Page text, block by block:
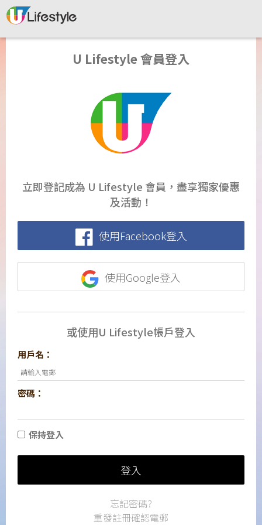
U Lifestyle 會員登入
立即登記成為 U Lifestyle 會員，盡享獨家優惠
及活動！
使用Facebook登入
使用Google登入
或使用U Lifestyle帳戶登入
用戶名：
密碼：
保持登入
登入
忘記密碼?
重發註冊確認電郵